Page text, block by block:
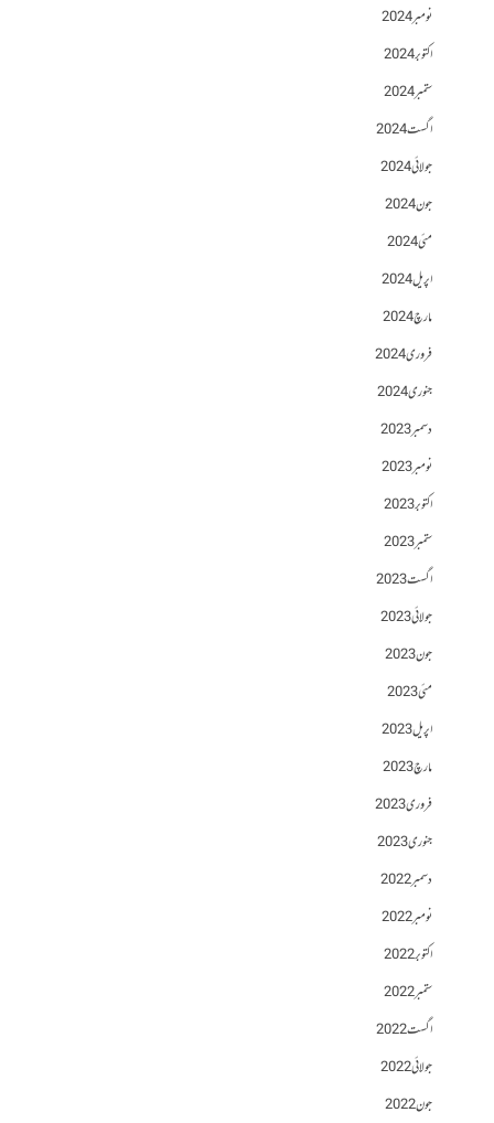
نومبر 2024
اکتوبر 2024
ستمبر 2024
اگست 2024
جولائی 2024
جون 2024
مئی 2024
اپریل 2024
مارچ 2024
فروری 2024
جنوری 2024
دسمبر 2023
نومبر 2023
اکتوبر 2023
ستمبر 2023
اگست 2023
جولائی 2023
جون 2023
مئی 2023
اپریل 2023
مارچ 2023
فروری 2023
جنوری 2023
دسمبر 2022
نومبر 2022
اکتوبر 2022
ستمبر 2022
اگست 2022
جولائی 2022
جون 2022